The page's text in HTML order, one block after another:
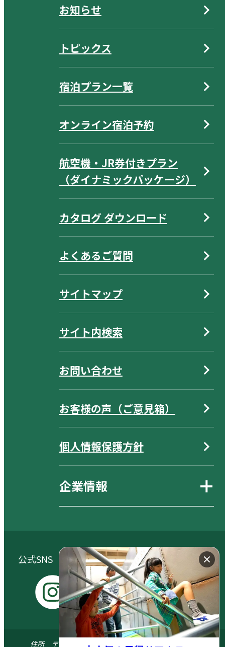
お知らせ
トピックス
宿泊プラン一覧
オンライン宿泊予約
航空機・JR券付きプラン
（ダイナミックパッケージ）
カタログ ダウンロード
よくあるご質問
サイトマップ
サイト内検索
お問い合わせ
お客様の声（ご意見箱）
個人情報保護方針
企業情報
公式SNS（大自然阿蘇健康の森／阿蘇元気の森）
s
o
u
X
F
a
c
住所 〒869-1404 熊本県阿蘇郡南阿蘇村河陽5579-3